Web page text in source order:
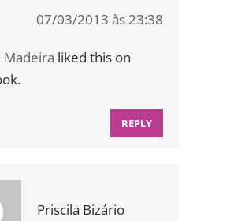
07/03/2013 às 23:38
Madeira liked this on
REPLY
Priscila Bizário